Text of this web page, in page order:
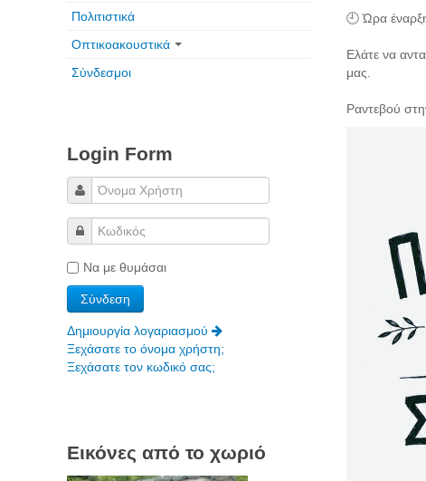
🕘 Ώρα
Ελάτε να
μας.
Ραντεβού
Πολιτιστικά
Οπτικοακουστικά
Σύνδεσμοι
Login Form
Να με θυμάσαι
Δημιουργία λογαριασμού
Ξεχάσατε το όνομα χρήστη;
Ξεχάσατε τον κωδικό σας;
Εικόνες από το χωριό